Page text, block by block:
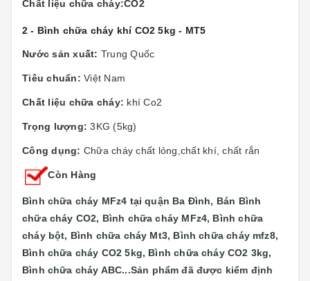
Chất liệu chữa cháy:CO2
2 - Bình chữa cháy khí CO2 5kg - MT5
Nước sản xuất: Trung Quốc
Tiêu chuẩn: Việt Nam
Chất liệu chữa cháy: khí Co2
Trọng lượng: 3KG (5kg)
Công dụng: Chữa cháy chất lỏng,chất khí, chất rắn
Còn Hàng
Bình chữa cháy MFz4 tại quận Ba Đình, Bán Bình
chữa cháy CO2, Bình chữa cháy MFz4, Bình chữa
cháy bột, Bình chữa cháy Mt3, Bình chữa cháy mfz8,
Bình chữa cháy CO2 5kg, Bình chữa cháy CO2 3kg,
Bình chữa cháy ABC...Sản phẩm đã được kiểm định